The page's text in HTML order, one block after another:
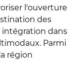
l'ouverture
des
dans
Parmi
région